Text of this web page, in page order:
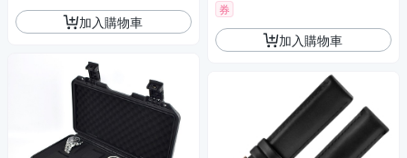
加入購物車
券
加入購物車